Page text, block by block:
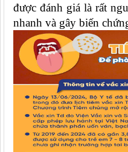
được đánh giá là rất
nhanh và gây biến